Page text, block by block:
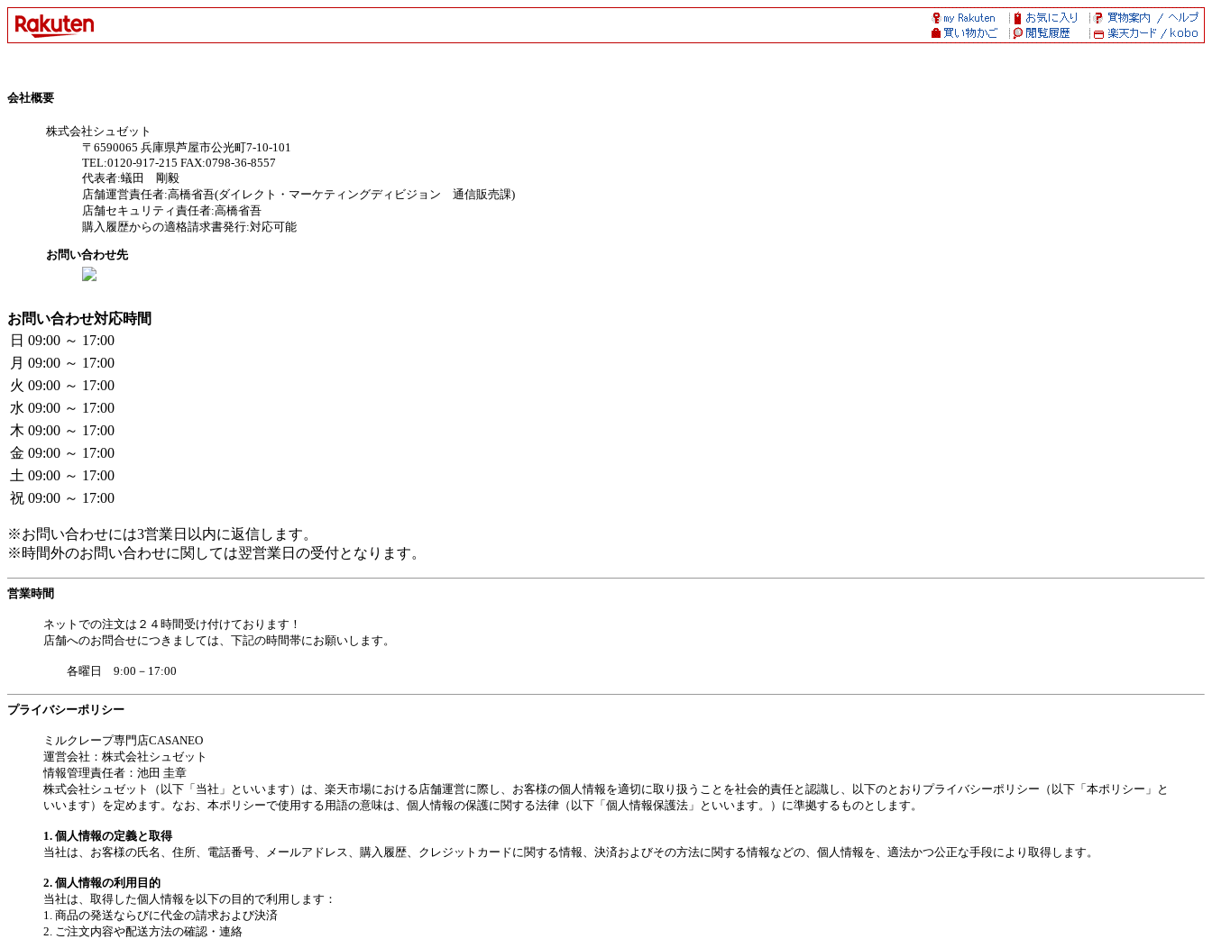
会社概要
株式会社シュゼット
〒6590065 兵庫県芦屋市公光町7-10-101
TEL:0120-917-215 FAX:0798-36-8557
代表者:蟻田 剛毅
店舗運営責任者:高橋省吾(ダイレクト・マーケティングディビジョン 通信販売課)
店舗セキュリティ責任者:高橋省吾
購入履歴からの適格請求書発行:対応可能
お問い合わせ先
お問い合わせ対応時間
日 09:00 ～ 17:00
月 09:00 ～ 17:00
火 09:00 ～ 17:00
水 09:00 ～ 17:00
木 09:00 ～ 17:00
金 09:00 ～ 17:00
土 09:00 ～ 17:00
祝 09:00 ～ 17:00
※お問い合わせには3営業日以内に返信します。
※時間外のお問い合わせに関しては翌営業日の受付となります。
営業時間
ネットでの注文は２４時間受け付けております！
店舗へのお問合せにつきましては、下記の時間帯にお願いします。
各曜日 9:00－17:00
プライバシーポリシー
ミルクレープ専門店CASANEO
運営会社：株式会社シュゼット
情報管理責任者：池田 圭章
株式会社シュゼット（以下「当社」といいます）は、楽天市場における店舗運営に際し、お客様の個人情報を適切に取り扱うことを社会的責任と認識し、以下のとおりプライバシーポリシー（以下「本ポリシー」と
いいます）を定めます。なお、本ポリシーで使用する用語の意味は、個人情報の保護に関する法律（以下「個人情報保護法」といいます。）に準拠するものとします。
1. 個人情報の定義と取得
当社は、お客様の氏名、住所、電話番号、メールアドレス、購入履歴、クレジットカードに関する情報、決済およびその方法に関する情報などの、個人情報を、適法かつ公正な手段により取得します。
2. 個人情報の利用目的
当社は、取得した個人情報を以下の目的で利用します：
1. 商品の発送ならびに代金の請求および決済
2. ご注文内容や配送方法の確認・連絡